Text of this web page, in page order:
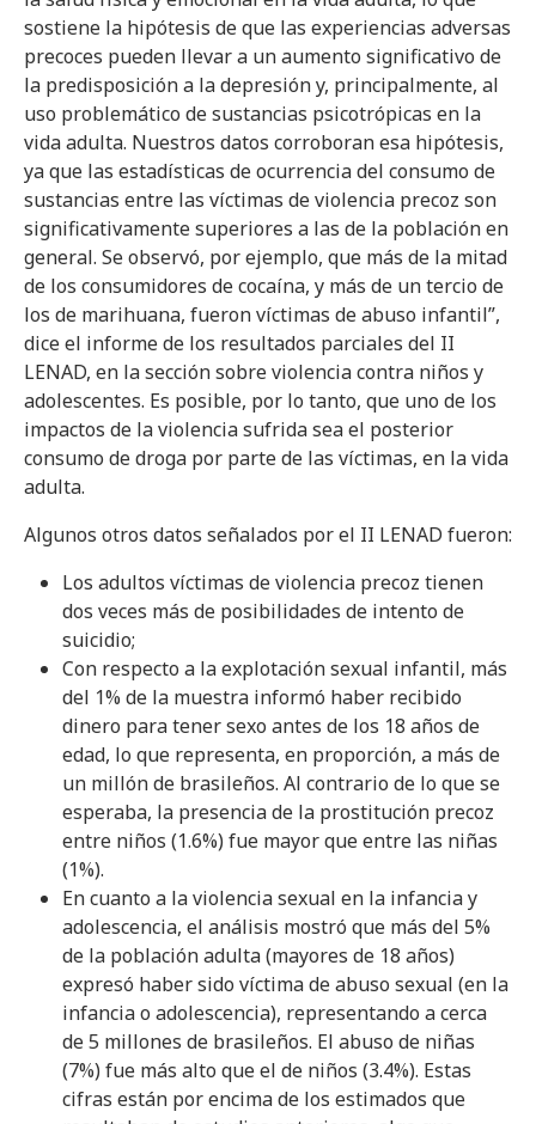
sostiene la hipótesis de que las experiencias adversas
precoces pueden llevar a un aumento significativo de
la predisposición a la depresión y, principalmente, al
uso problemático de sustancias psicotrópicas en la
vida adulta. Nuestros datos corroboran esa hipótesis,
ya que las estadísticas de ocurrencia del consumo de
sustancias entre las víctimas de violencia precoz son
significativamente superiores a las de la población en
general. Se observó, por ejemplo, que más de la mitad
de los consumidores de cocaína, y más de un tercio de
los de marihuana, fueron víctimas de abuso infantil”,
dice el informe de los resultados parciales del II
LENAD, en la sección sobre violencia contra niños y
adolescentes. Es posible, por lo tanto, que uno de los
impactos de la violencia sufrida sea el posterior
consumo de droga por parte de las víctimas, en la vida
adulta.
Algunos otros datos señalados por el II LENAD fueron:
Los adultos víctimas de violencia precoz tienen
dos veces más de posibilidades de intento de
suicidio;
Con respecto a la explotación sexual infantil, más
del 1% de la muestra informó haber recibido
dinero para tener sexo antes de los 18 años de
edad, lo que representa, en proporción, a más de
un millón de brasileños. Al contrario de lo que se
esperaba, la presencia de la prostitución precoz
entre niños (1.6%) fue mayor que entre las niñas
(1%).
En cuanto a la violencia sexual en la infancia y
adolescencia, el análisis mostró que más del 5%
de la población adulta (mayores de 18 años)
expresó haber sido víctima de abuso sexual (en la
infancia o adolescencia), representando a cerca
de 5 millones de brasileños. El abuso de niñas
(7%) fue más alto que el de niños (3.4%). Estas
cifras están por encima de los estimados que